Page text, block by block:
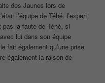
des Jaunes lors de
l’équipe de Téhé, l’expert
la faute de Téhé, si
lui dans son équipe
fait également qu’une prise
également la raison de